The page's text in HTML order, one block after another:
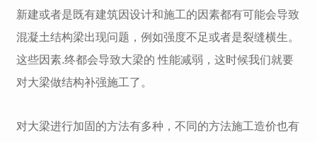
新建或者是既有建筑因设计和施工的因素都有可能会导致
混凝土结构梁出现问题，例如强度不足或者是裂缝横生。
这些因素.终都会导致大梁的 性能减弱，这时候我们就要
对大梁做结构补强施工了。
对大梁进行加固的方法有多种，不同的方法施工造价也有